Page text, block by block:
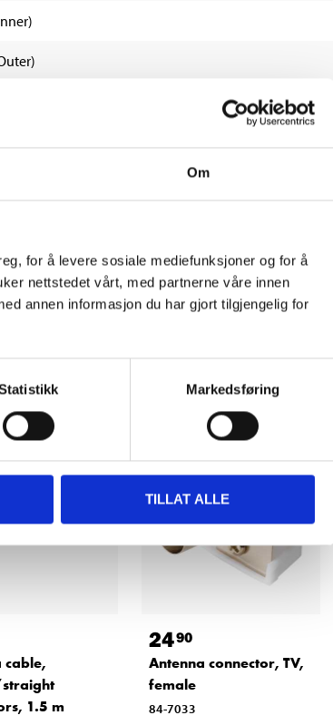
Om
for å levere sosiale mediefunksjoner og for å
nettstedet vårt, med partnerne våre innen
annen informasjon du har gjort tilgjengelig for
Markedsføring
TILLAT ALLE
cable,
1.5 m
2490
Antenna connector, TV,
female
84-7033